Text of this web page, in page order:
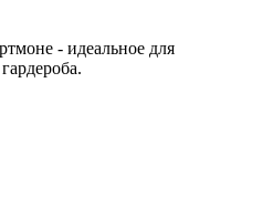
- идеальное для